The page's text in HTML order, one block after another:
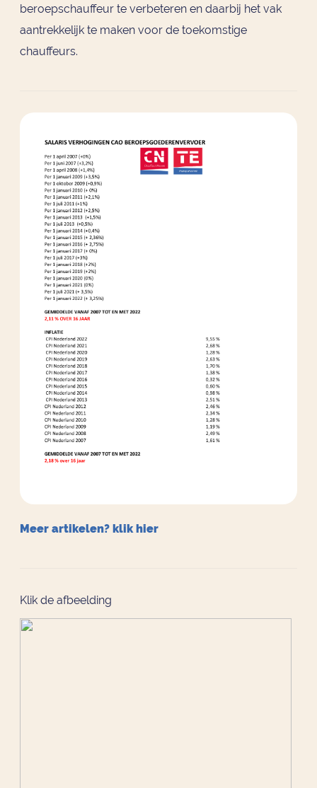
beroepschauffeur te verbeteren en daarbij het vak
aantrekkelijk te maken voor de toekomstige
chauffeurs.
Meer artikelen? klik hier
Klik de afbeelding